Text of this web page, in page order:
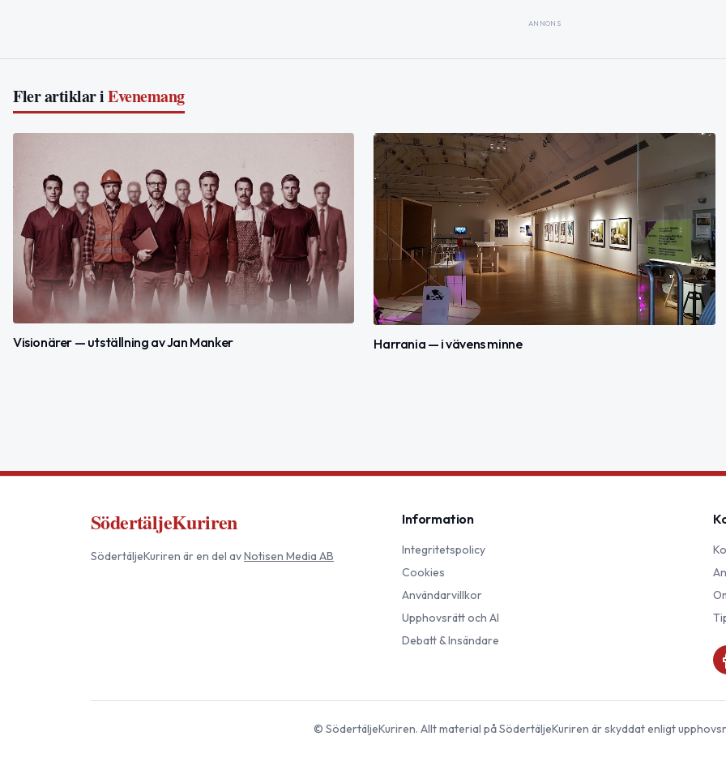
ANNONS
Fler artiklar iEvenemang
Visionärer — utställning av Jan Manker Harrania — i vävens minne
SödertäljeKuriren
SödertäljeKuriren är en del avNotisen Media AB
Information
Integritetspolicy
Cookies
Användarvillkor
Upphovsrätt och AI
Debatt & Insändare
© SödertäljeKuriren. Allt material påSödertäljeKuriren är skyddat enligt